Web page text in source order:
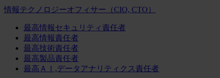
情報テクノロジーオフィサー（CIO, CTO）
最高情報セキュリティ責任者
最高情報責任者
最高技術責任者
最高製品責任者
最高ＡＩ,データアナリティクス責任者